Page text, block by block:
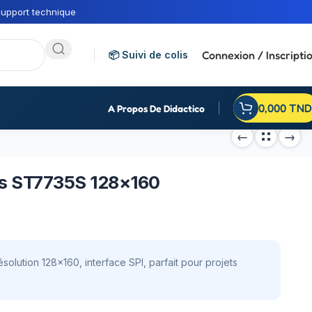
technique
📦 Suivi de colis Connexion /
A Propos De Didactico 0,000 TND
ST7735S 128×160
128×160, interface SPI, parfait pour projets